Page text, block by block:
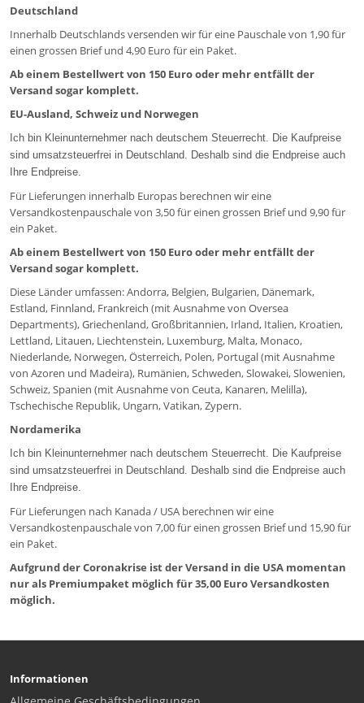
Deutschland
Innerhalb Deutschlands versenden wir für eine Pauschale von 1,90 für
einen grossen Brief und 4,90 Euro für ein Paket.
Ab einem Bestellwert von 150 Euro oder mehr entfällt der
Versand sogar komplett.
EU-Ausland, Schweiz und Norwegen
Ich bin Kleinunternehmer nach deutschem Steuerrecht. Die Kaufpreise
sind umsatzsteuerfrei in Deutschland. Deshalb sind die Endpreise auch
Ihre Endpreise.
Für Lieferungen innerhalb Europas berechnen wir eine
Versandkostenpauschale von 3,50 für einen grossen Brief und 9,90 für
ein Paket.
Ab einem Bestellwert von 150 Euro oder mehr entfällt der
Versand sogar komplett.
Diese Länder umfassen: Andorra, Belgien, Bulgarien, Dänemark,
Estland, Finnland, Frankreich (mit Ausnahme von Oversea
Departments), Griechenland, Großbritannien, Irland, Italien, Kroatien,
Lettland, Litauen, Liechtenstein, Luxemburg, Malta, Monaco,
Niederlande, Norwegen, Österreich, Polen, Portugal (mit Ausnahme
von Azoren und Madeira), Rumänien, Schweden, Slowakei, Slowenien,
Schweiz, Spanien (mit Ausnahme von Ceuta, Kanaren, Melilla),
Tschechische Republik, Ungarn, Vatikan, Zypern.
Nordamerika
Ich bin Kleinunternehmer nach deutschem Steuerrecht. Die Kaufpreise
sind umsatzsteuerfrei in Deutschland. Deshalb sind die Endpreise auch
Ihre Endpreise.
Für Lieferungen nach Kanada / USA berechnen wir eine
Versandkostenpauschale von 7,00 für einen grossen Brief und 15,90 für
ein Paket.
Aufgrund der Coronakrise ist der Versand in die USA momentan
nur als Premiumpaket möglich für 35,00 Euro Versandkosten
möglich.
Informationen